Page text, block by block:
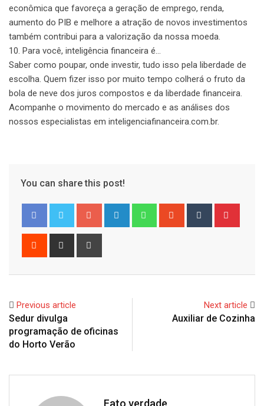
econômica que favoreça a geração de emprego, renda,
aumento do PIB e melhore a atração de novos investimentos
também contribui para a valorização da nossa moeda.
10. Para você, inteligência financeira é…
Saber como poupar, onde investir, tudo isso pela liberdade de
escolha. Quem fizer isso por muito tempo colherá o fruto da
bola de neve dos juros compostos e da liberdade financeira.
Acompanhe o movimento do mercado e as análises dos
nossos especialistas em inteligenciafinanceira.com.br.
You can share this post!
Google+ LinkedIn WhatsappStumbleUpon
Tumblr
Reddit
Share
Previous article
Sedur divulga
programação de oficinas
do Horto Verão
Next article
Auxiliar de Cozinha
Fato verdade